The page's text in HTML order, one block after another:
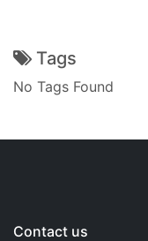
Tags
No Tags Found
Contact us